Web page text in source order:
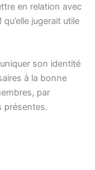
en relation avec
jugerait utile
son identité
à la bonne
par
présentes.